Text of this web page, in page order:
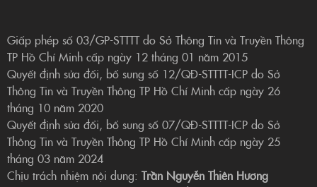
Giấp phép số 03/GP-STTTT do Sở Thông Tin và Truyền Thông
TP Hồ Chí Minh cấp ngày 12 tháng 01 năm 2015
Quyết định sửa đổi, bổ sung số 12/QĐ-STTTT-ICP do Sở
Thông Tin và Truyền Thông TP Hồ Chí Minh cấp ngày 26
tháng 10 năm 2020
Quyết định sửa đổi, bổ sung số 07/QĐ-STTTT-ICP do Sở
Thông Tin và Truyền Thông TP Hồ Chí Minh cấp ngày 25
tháng 03 năm 2024
Chịu trách nhiệm nội dung: Trần Nguyễn Thiên Hương